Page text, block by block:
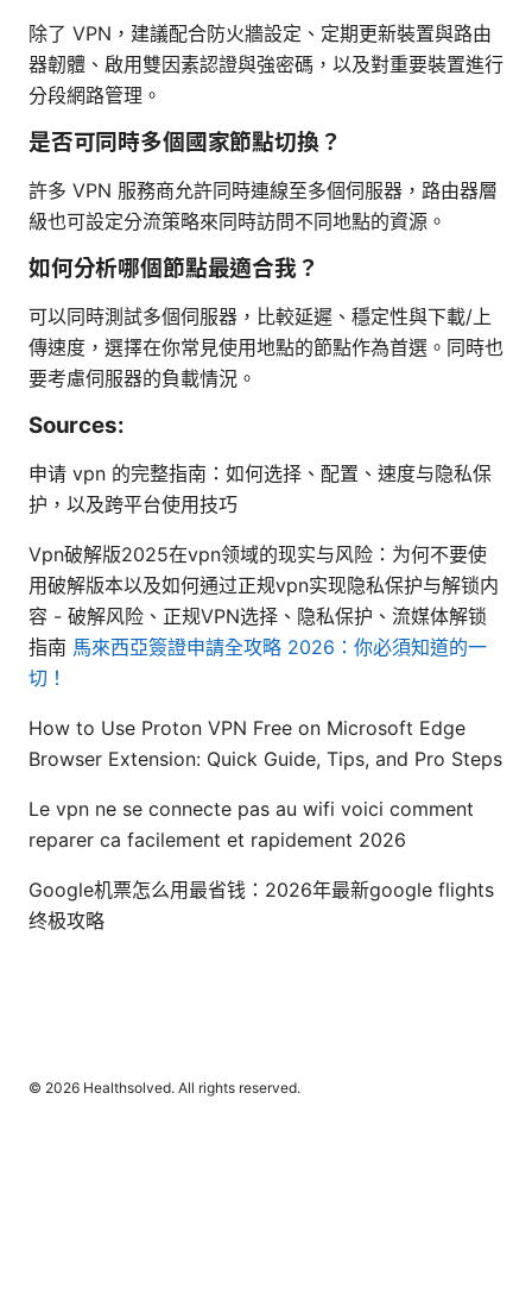
除了 VPN，建議配合防火牆設定、定期更新裝置與路由
器韌體、啟用雙因素認證與強密碼，以及對重要裝置進行
分段網路管理。
是否可同時多個國家節點切換？
許多 VPN 服務商允許同時連線至多個伺服器，路由器層
級也可設定分流策略來同時訪問不同地點的資源。
如何分析哪個節點最適合我？
可以同時測試多個伺服器，比較延遲、穩定性與下載/上
傳速度，選擇在你常見使用地點的節點作為首選。同時也
要考慮伺服器的負載情況。
Sources:
申请 vpn 的完整指南：如何选择、配置、速度与隐私保
护，以及跨平台使用技巧
Vpn破解版2025在vpn领域的现实与风险：为何不要使
用破解版本以及如何通过正规vpn实现隐私保护与解锁内
容 - 破解风险、正规VPN选择、隐私保护、流媒体解锁
指南 馬來西亞簽證申請全攻略 2026：你必須知道的一
切！
How to Use Proton VPN Free on Microsoft Edge
Browser Extension: Quick Guide, Tips, and Pro Steps
Le vpn ne se connecte pas au wifi voici comment
reparer ca facilement et rapidement 2026
Google机票怎么用最省钱：2026年最新google flights
终极攻略
© 2026 Healthsolved. All rights reserved.